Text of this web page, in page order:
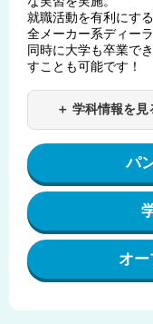
就職活動を有利にす
全メーカー系ディー
同時に大学も卒業で
すことも可能です！
＋ 学科情報を見
パ
オ